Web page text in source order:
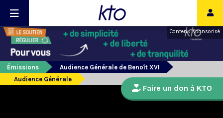
Contenu sponsorisé
Émissions
Audience Générale de Benoît XVI
Audience Générale
Faire un don à KTO